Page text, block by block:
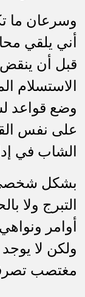
وسرعان ما
أني يلقي
قبل أن
الاستسلام
وضع قواعد
على نفس
الشاب في
بشكل شخصي
التبرج ولا
أوامر
ولكن لا
مغتصب